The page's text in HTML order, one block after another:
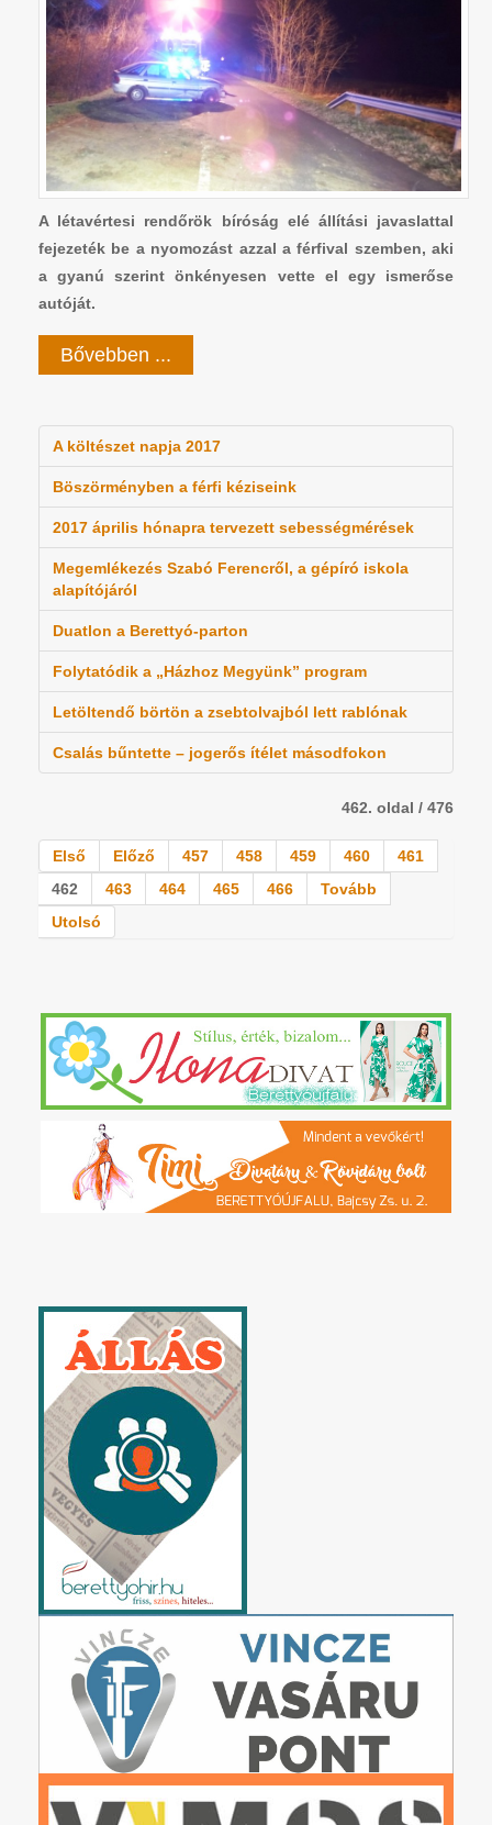
A létavértesi rendőrök bíróság elé állítási javaslattal
fejezeték be a nyomozást azzal a férfival szemben, aki
a gyanú szerint önkényesen vette el egy ismerőse
autóját.
Bővebben ...
A költészet napja 2017
Böszörményben a férfi kéziseink
2017 április hónapra tervezett sebességmérések
Megemlékezés Szabó Ferencről, a gépíró iskola
alapítójáról
Duatlon a Berettyó-parton
Folytatódik a „Házhoz Megyünk” program
Letöltendő börtön a zsebtolvajból lett rablónak
Csalás bűntette – jogerős ítélet másodfokon
462. oldal / 476
Első Előző 457 458 459 460
461
462
463 464 465 466
Tovább
Utolsó